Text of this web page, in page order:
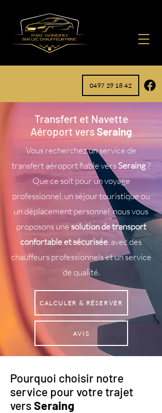
0497 29 18 42
Transfert et Navette
Aéroport versSeraing
Vous recherchez un service de
transfert aéroport fiable versSeraing?
Que ce soit pour un voyage
professionnel, un séjour touristique ou
un déplacement personnel, nous vous
proposons unesolution de transport
confortable et sécurisée , avec des
chauffeurs professionnels et un service
de qualité.
CALCULER & RÉSERVER
AVIS
Pourquoi choisir notre
service pour votre trajet
vers Seraing